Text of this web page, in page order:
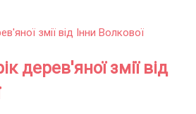
дерев'яної змії від